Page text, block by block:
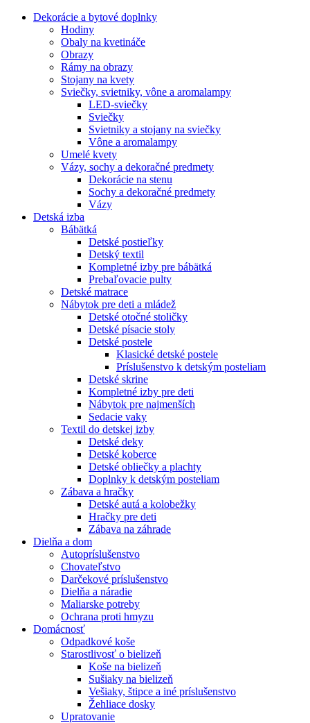
Dekorácie a bytové doplnky
Hodiny
Obaly na kvetináče
Obrazy
Rámy na obrazy
Stojany na kvety
Sviečky, svietniky, vône a aromalampy
LED-sviečky
Sviečky
Svietniky a stojany na sviečky
Vône a aromalampy
Umelé kvety
Vázy, sochy a dekoračné predmety
Dekorácie na stenu
Sochy a dekoračné predmety
Vázy
Detská izba
Bábätká
Detské postieľky
Detský textil
Kompletné izby pre bábätká
Prebaľovacie pulty
Detské matrace
Nábytok pre deti a mládež
Detské otočné stoličky
Detské písacie stoly
Detské postele
Klasické detské postele
Príslušenstvo k detským posteliam
Detské skrine
Kompletné izby pre deti
Nábytok pre najmenších
Sedacie vaky
Textil do detskej izby
Detské deky
Detské koberce
Detské obliečky a plachty
Doplnky k detským posteliam
Zábava a hračky
Detské autá a kolobežky
Hračky pre deti
Zábava na záhrade
Dielňa a dom
Autopríslušenstvo
Chovateľstvo
Darčekové príslušenstvo
Dielňa a náradie
Maliarske potreby
Ochrana proti hmyzu
Domácnosť
Odpadkové koše
Starostlivosť o bielizeň
Koše na bielizeň
Sušiaky na bielizeň
Vešiaky, štipce a iné príslušenstvo
Žehliace dosky
Upratovanie